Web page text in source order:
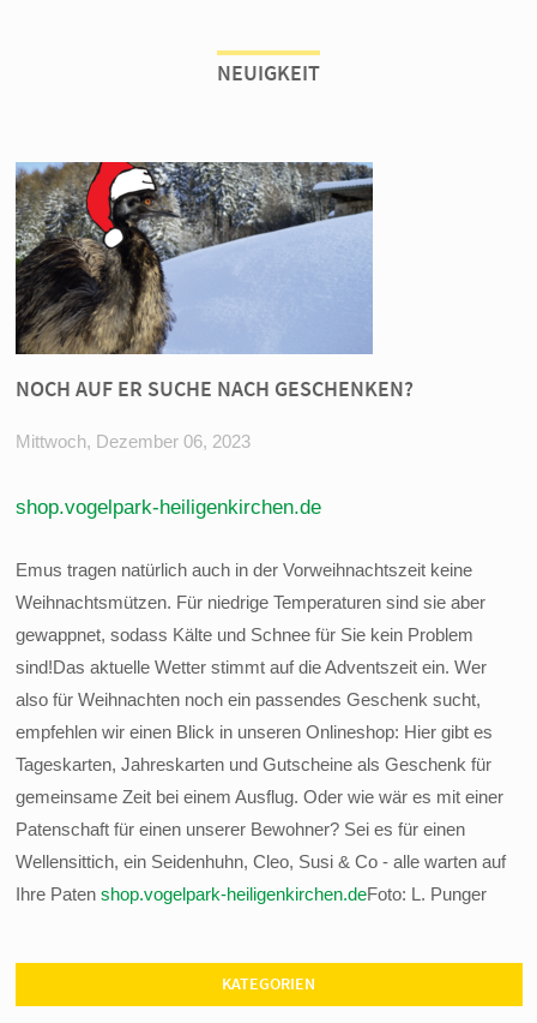
NEUIGKEIT
NOCH AUF ER SUCHE NACH GESCHENKEN?
Mittwoch, Dezember 06, 2023
shop.vogelpark-heiligenkirchen.de
Emus tragen natürlich auch in der Vorweihnachtszeit keine
Weihnachtsmützen. Für niedrige Temperaturen sind sie aber
gewappnet, sodass Kälte und Schnee für Sie kein Problem
sind!Das aktuelle Wetter stimmt auf die Adventszeit ein. Wer
also für Weihnachten noch ein passendes Geschenk sucht,
empfehlen wir einen Blick in unseren Onlineshop: Hier gibt es
Tageskarten, Jahreskarten und Gutscheine als Geschenk für
gemeinsame Zeit bei einem Ausflug. Oder wie wär es mit einer
Patenschaft für einen unserer Bewohner? Sei es für einen
Wellensittich, ein Seidenhuhn, Cleo, Susi & Co - alle warten auf
Ihre Paten shop.vogelpark-heiligenkirchen.deFoto: L. Punger
KATEGORIEN